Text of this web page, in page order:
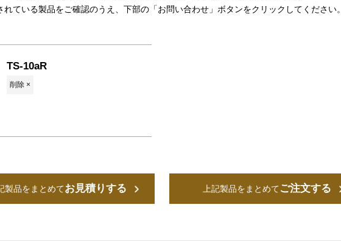
れている製品をご確認のうえ、下部の「お問い合わせ」ボタンをクリックしてください。
TS-10aR
削除 ×
製品をまとめてお見積りする 上記製品をまとめてご注文する